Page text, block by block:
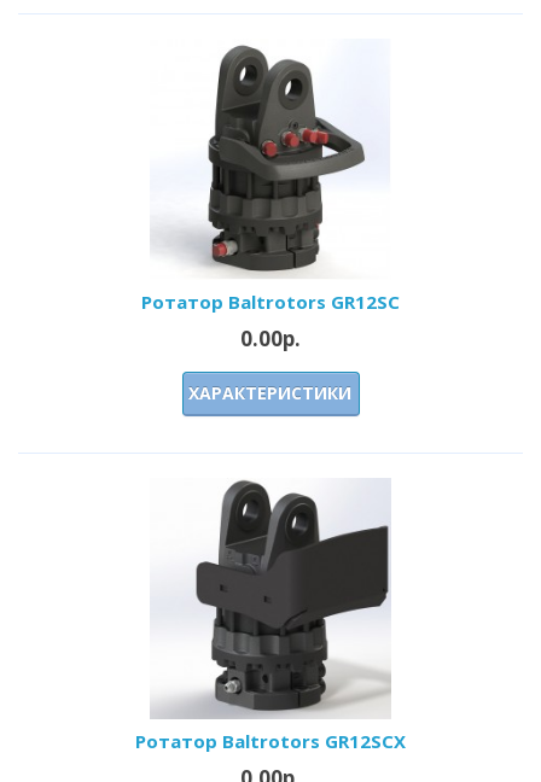
Ротатор Baltrotors GR12SC
0.00р.
ХАРАКТЕРИСТИКИ
Ротатор Baltrotors GR12SCX